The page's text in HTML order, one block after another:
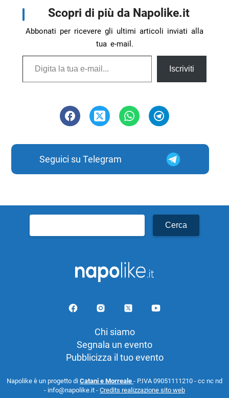
Scopri di più da Napolike.it
Abbonati per ricevere gli ultimi articoli inviati alla
tua e-mail.
Digita la tua e-mail...
Iscriviti
Seguici su Telegram
per:
Chi siamo
Segnala un evento
Pubblicizza il tuo evento
Napolike è un progetto di Catani e Morreale - P.IVA 09051111210 - cc nc nd
- info@napolike.it - Credits realizzazione sito web